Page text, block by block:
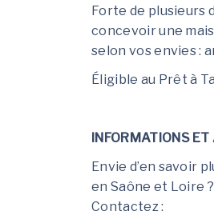
Forte de plusieurs
concevoir une
selon vos envies :
Éligible au Prêt à
INFORMATIONS
Envie d’en savoir
en Saône et Loire ?
Contactez :